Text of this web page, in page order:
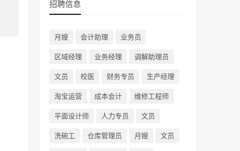
招聘信息
月嫂 会计助理 业务员
区域经理 业务经理 调解助理员
文员 校医 财务专员 生产经理
淘宝运营 成本会计 维修工程师
平面设计师 人力专员 文员
洗碗工 仓库管理员 月嫂 文员